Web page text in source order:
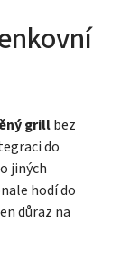
grillbez
do
jiných
hodí do
důraz na